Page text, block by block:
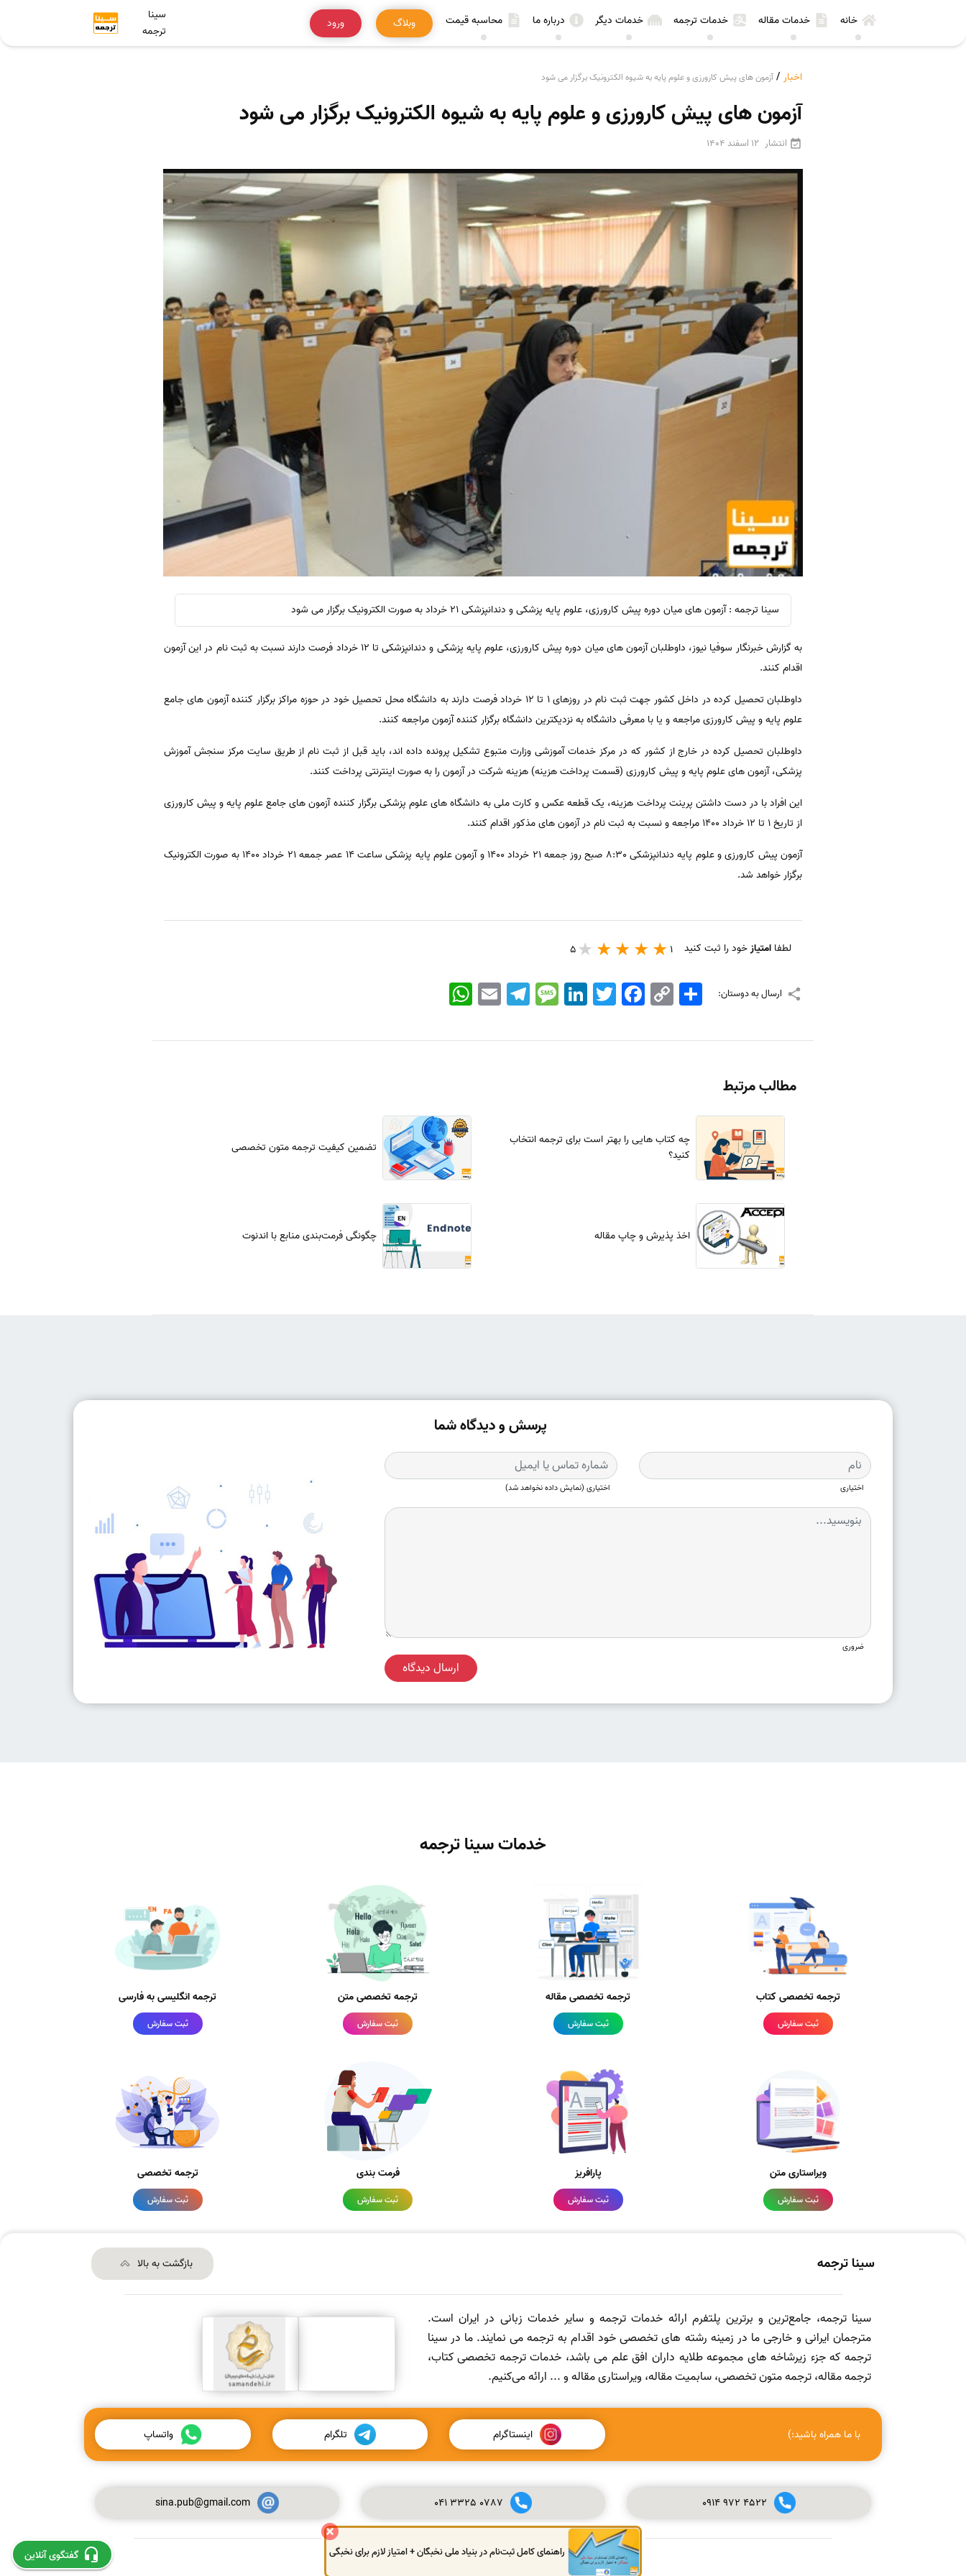
خانه خدمات مقاله خدمات ترجمه خدمات دیگر درباره ما محاسبه قیمت وبلاگ ورود
سینا
ترجمه
اخبار / آزمون های پیش کارورزی و علوم پایه به شیوه الکترونیک برگزار می شود
آزمون های پیش کارورزی و علوم پایه به شیوه الکترونیک برگزار می شود
انتشار 12 اسفند 1404
سینا ترجمه : آزمون های میان دوره پیش کارورزی، علوم پایه پزشکی و دندانپزشکی 21 خرداد به صورت الکترونیک برگزار می شود
به گزارش خبرنگار سوفیا نیوز، داوطلبان آزمون های میان دوره پیش کارورزی، علوم پایه پزشکی و دندانپزشکی تا 12 خرداد فرصت دارند نسبت به ثبت نام در این آزمون
اقدام کنند.
داوطلبان تحصیل کرده در داخل کشور جهت ثبت نام در روزهای 1 تا 12 خرداد فرصت دارند به دانشگاه محل تحصیل خود در حوزه مراکز برگزار کننده آزمون های جامع
علوم پایه و پیش کارورزی مراجعه و یا با معرفی دانشگاه به نزدیکترین دانشگاه برگزار کننده آزمون مراجعه کنند.
داوطلبان تحصیل کرده در خارج از کشور که در مرکز خدمات آموزشی وزارت متبوع تشکیل پرونده داده اند، باید قبل از ثبت نام از طریق سایت مرکز سنجش آموزش
پزشکی، آزمون های علوم پایه و پیش کارورزی (قسمت پرداخت هزینه) هزینه شرکت در آزمون را به صورت اینترنتی پرداخت کنند.
این افراد با در دست داشتن پرینت پرداخت هزینه، یک قطعه عکس و کارت ملی به دانشگاه های علوم پزشکی برگزار کننده آزمون های جامع علوم پایه و پیش کارورزی
از تاریخ 1 تا 12 خرداد 1400 مراجعه و نسبت به ثبت نام در آزمون های مذکور اقدام کنند.
آزمون پیش کارورزی و علوم پایه دندانپزشکی 8:30 صبح روز جمعه 21 خرداد 1400 و آزمون علوم پایه پزشکی ساعت 14 عصر جمعه 21 خرداد 1400 به صورت الکترونیک
برگزار خواهد شد.
لطفا امتیازخود را ثبت کنید 1
5
ارسال به دوستان: WhatsApp EmailTelegramMessageLinkedIn TwitterFacebook Copy
Link
اشتراک
مطالب مرتبط
چه کتاب هایی را بهتر است برای ترجمه انتخاب
کنید؟
تضمین کیفیت ترجمه متون تخصصی
اخذ پذیرش و چاپ مقاله چگونگی فرمت‌بندی منابع با اندنوت
پرسش و دیدگاه شما
اختیاری اختیاری (نمایش داده نخواهد شد)
ضروری
ارسال دیدگاه
خدمات سینا ترجمه
ترجمه تخصصی کتاب
ثبت سفارش
ترجمه تخصصی مقاله
ثبت سفارش
ترجمه تخصصی متن
ثبت سفارش
ترجمه انگلیسی به فارسی
ثبت سفارش
ویراستاری متن
ثبت سفارش
پارافریز
ثبت سفارش
فرمت بندی
ثبت سفارش
ترجمه تخصصی
ثبت سفارش
سینا ترجمه بازگشت به بالا
سینا ترجمه، جامع‌ترین و برترین پلتفرم ارائه خدمات ترجمه و سایر خدمات زبانی در ایران است.
مترجمان ایرانی و خارجی ما در زمینه رشته های تخصصی خود اقدام به ترجمه می نمایند. ما در سینا
ترجمه که جزء زیرشاخه های مجموعه طلایه داران افق علم می باشد، خدمات ترجمه تخصصی کتاب،
ترجمه مقاله، ترجمه متون تخصصی، سابمیت مقاله، ویراستاری مقاله و ... ارائه می‌کنیم.
با ما همراه باشید:) اینستاگرام تلگرام واتساپ
0914972 4522
041 3325 0787
sina.pub@gmail.com
© کلیه حقوق این سایت محفوظ و متعلق به سینا ترجمه می‌باشد.
راهنمای کامل ثبت‌نام در بنیاد ملی نخبگان + امتیاز لازم برای نخبگی گفتگوی آنلاین